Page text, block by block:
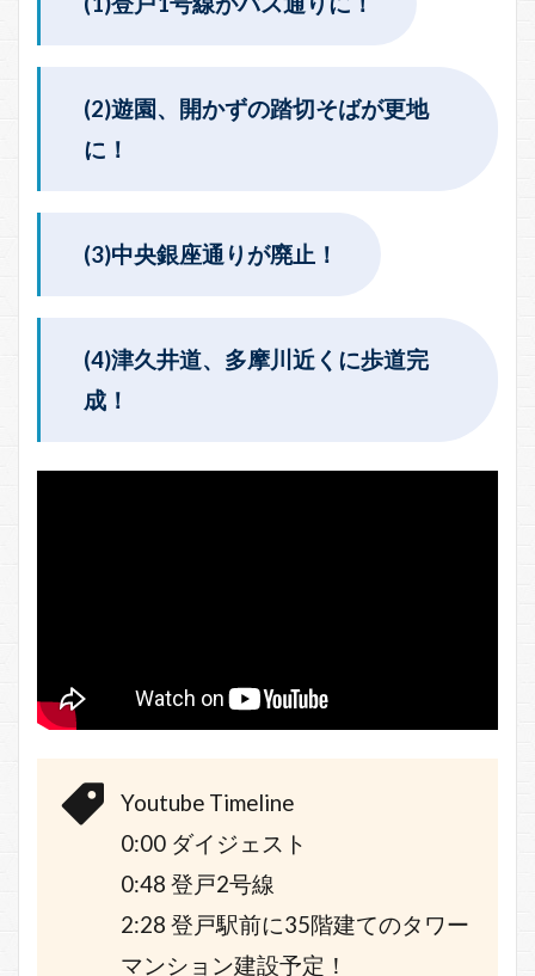
(2)遊園、開かずの踏切そばが更地
に！
(3)中央銀座通りが廃止！
(4)津久井道、多摩川近くに歩道完
成！
Youtube Timeline
0:00 ダイジェスト
0:48 登戸2号線
2:28 登戸駅前に35階建てのタワー
マンション建設予定！